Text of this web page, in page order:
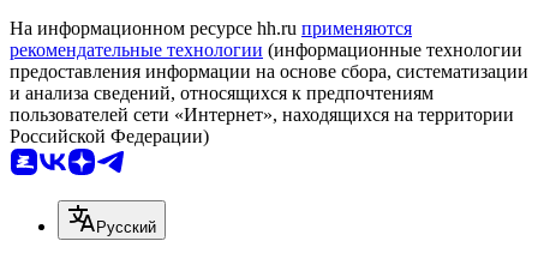
На информационном ресурсе hh.ru применяются
рекомендательные технологии (информационные технологии
предоставления информации на основе сбора, систематизации
и анализа сведений, относящихся к предпочтениям
пользователей сети «Интернет», находящихся на территории
Российской Федерации)
Русский